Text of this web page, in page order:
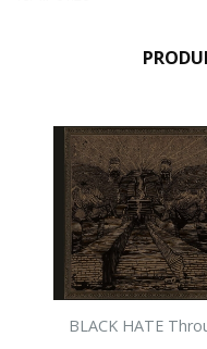
BLACK HATE